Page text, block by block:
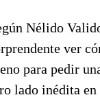
Nélido
ver
para pedir
lado inédita